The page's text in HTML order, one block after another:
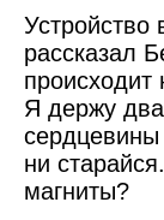
Устройство
рассказал
Я держу
ни
магниты?